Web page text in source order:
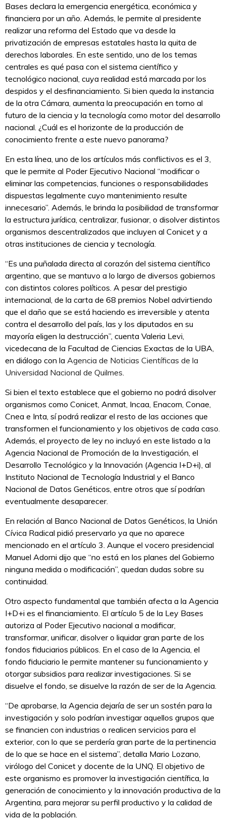
Bases declara la emergencia energética, económica y
financiera por un año. Además, le permite al presidente
realizar una reforma del Estado que va desde la
privatización de empresas estatales hasta la quita de
derechos laborales. En este sentido, uno de los temas
centrales es qué pasa con el sistema científico y
tecnológico nacional, cuya realidad está marcada por los
despidos y el desfinanciamiento. Si bien queda la instancia
de la otra Cámara, aumenta la preocupación en torno al
futuro de la ciencia y la tecnología como motor del desarrollo
nacional. ¿Cuál es el horizonte de la producción de
conocimiento frente a este nuevo panorama?
En esta línea, uno de los artículos más conflictivos es el 3,
que le permite al Poder Ejecutivo Nacional “modificar o
eliminar las competencias, funciones o responsabilidades
dispuestas legalmente cuyo mantenimiento resulte
innecesario”. Además, le brinda la posibilidad de transformar
la estructura jurídica, centralizar, fusionar, o disolver distintos
organismos descentralizados que incluyen al Conicet y a
otras instituciones de ciencia y tecnología.
“Es una puñalada directa al corazón del sistema científico
argentino, que se mantuvo a lo largo de diversos gobiernos
con distintos colores políticos. A pesar del prestigio
internacional, de la carta de 68 premios Nobel advirtiendo
que el daño que se está haciendo es irreversible y atenta
contra el desarrollo del país, las y los diputados en su
mayoría eligen la destrucción”, cuenta Valeria Levi,
vicedecana de la Facultad de Ciencias Exactas de la UBA,
en diálogo con la Agencia de Noticias Científicas de la
Universidad Nacional de Quilmes.
Si bien el texto establece que el gobierno no podrá disolver
organismos como Conicet, Anmat, Incaa, Enacom, Conae,
Cnea e Inta, sí podrá realizar el resto de las acciones que
transformen el funcionamiento y los objetivos de cada caso.
Además, el proyecto de ley no incluyó en este listado a la
Agencia Nacional de Promoción de la Investigación, el
Desarrollo Tecnológico y la Innovación (Agencia I+D+i), al
Instituto Nacional de Tecnología Industrial y el Banco
Nacional de Datos Genéticos, entre otros que sí podrían
eventualmente desaparecer.
En relación al Banco Nacional de Datos Genéticos, la Unión
Cívica Radical pidió preservarlo ya que no aparece
mencionado en el artículo 3. Aunque el vocero presidencial
Manuel Adorni dijo que “no está en los planes del Gobierno
ninguna medida o modificación”, quedan dudas sobre su
continuidad.
Otro aspecto fundamental que también afecta a la Agencia
I+D+i es el financiamiento. El artículo 5 de la Ley Bases
autoriza al Poder Ejecutivo nacional a modificar,
transformar, unificar, disolver o liquidar gran parte de los
fondos fiduciarios públicos. En el caso de la Agencia, el
fondo fiduciario le permite mantener su funcionamiento y
otorgar subsidios para realizar investigaciones. Si se
disuelve el fondo, se disuelve la razón de ser de la Agencia.
“De aprobarse, la Agencia dejaría de ser un sostén para la
investigación y solo podrían investigar aquellos grupos que
se financien con industrias o realicen servicios para el
exterior, con lo que se perdería gran parte de la pertinencia
de lo que se hace en el sistema”, detalla Mario Lozano,
virólogo del Conicet y docente de la UNQ. El objetivo de
este organismo es promover la investigación científica, la
generación de conocimiento y la innovación productiva de la
Argentina, para mejorar su perfil productivo y la calidad de
vida de la población.